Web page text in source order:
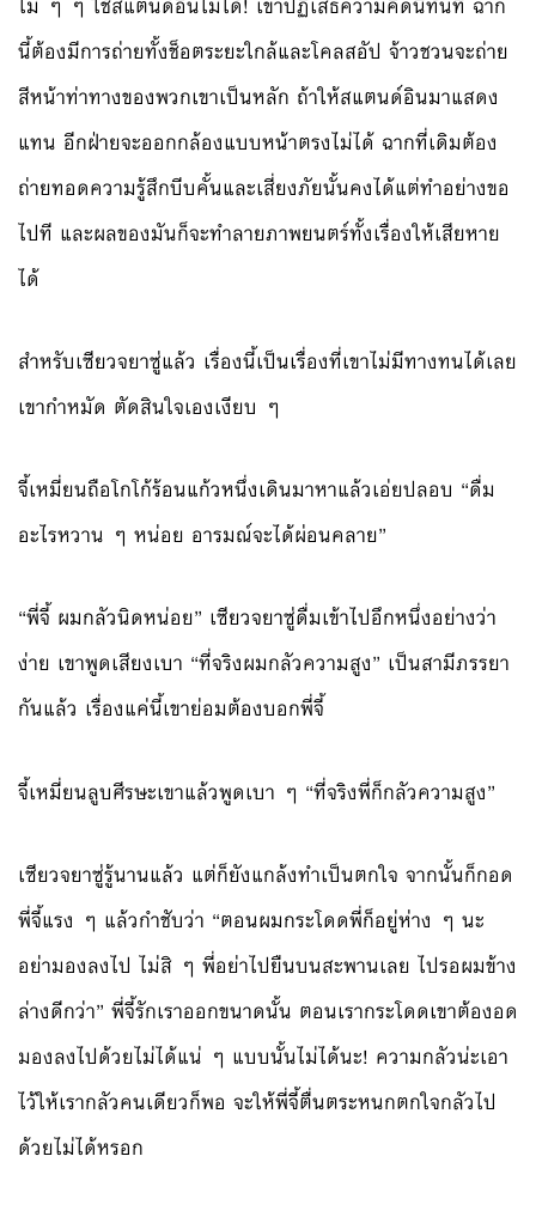
นี้ต้องมีการถ่ายทั้งช็อตระยะใกล้และโคลสอัป จ้าวชวนจะถ่าย
สีหน้าท่าทางของพวกเขาเป็นหลัก ถ้าให้สแตนด์อินมาแสดง
แทน อีกฝ่ายจะออกกล้องแบบหน้าตรงไม่ได้ ฉากที่เดิมต้อง
ถ่ายทอดความรู้สึกบีบคั้นและเสี่ยงภัยนั้นคงได้แต่ทำอย่างขอ
ไปที และผลของมันก็จะทำลายภาพยนตร์ทั้งเรื่องให้เสียหาย
ได้
สำหรับเซียวจยาซู่แล้ว เรื่องนี้เป็นเรื่องที่เขาไม่มีทางทนได้เลย
เขากำหมัด ตัดสินใจเองเงียบ ๆ
จี้เหมี่ยนถือโกโก้ร้อนแก้วหนึ่งเดินมาหาแล้วเอ่ยปลอบ “ดื่ม
อะไรหวาน ๆ หน่อย อารมณ์จะได้ผ่อนคลาย”
“พี่จี้ ผมกลัวนิดหน่อย” เซียวจยาซู่ดื่มเข้าไปอึกหนึ่งอย่างว่า
ง่าย เขาพูดเสียงเบา “ที่จริงผมกลัวความสูง” เป็นสามีภรรยา
กันแล้ว เรื่องแค่นี้เขาย่อมต้องบอกพี่จี้
จี้เหมี่ยนลูบศีรษะเขาแล้วพูดเบา ๆ “ที่จริงพี่ก็กลัวความสูง”
เซียวจยาซู่รู้นานแล้ว แต่ก็ยังแกล้งทำเป็นตกใจ จากนั้นก็กอด
พี่จี้แรง ๆ แล้วกำชับว่า “ตอนผมกระโดดพี่ก็อยู่ห่าง ๆ นะ
อย่ามองลงไป ไม่สิ ๆ พี่อย่าไปยืนบนสะพานเลย ไปรอผมข้าง
ล่างดีกว่า” พี่จี้รักเราออกขนาดนั้น ตอนเรากระโดดเขาต้องอด
มองลงไปด้วยไม่ได้แน่ ๆ แบบนั้นไม่ได้นะ! ความกลัวน่ะเอา
ไว้ให้เรากลัวคนเดียวก็พอ จะให้พี่จี้ตื่นตระหนกตกใจกลัวไป
ด้วยไม่ได้หรอก